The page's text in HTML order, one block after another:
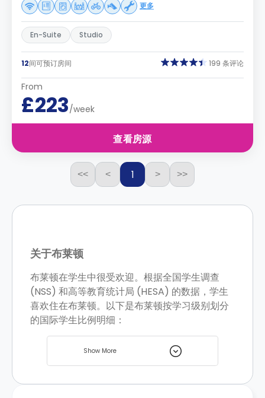
更多
En-Suite Studio
12间可预订房间 199 条评论
From
£223/week
查看房源
<< < 1 > >>
关于布莱顿
布莱顿在学生中很受欢迎。根据全国学生调查
(NSS) 和高等教育统计局 (HESA) 的数据，学生
喜欢住在布莱顿。以下是布莱顿按学习级别划分
的国际学生比例明细：
研究生：13.1%
Show More